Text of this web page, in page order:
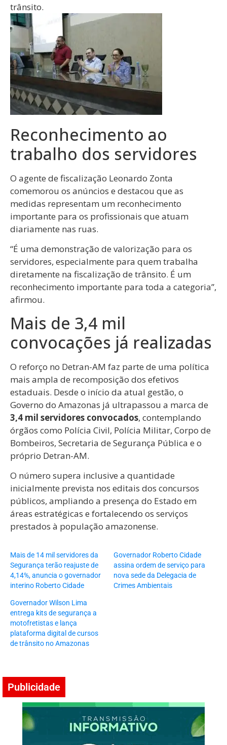
trânsito.
Reconhecimento ao
trabalho dos servidores
O agente de fiscalização Leonardo Zonta
comemorou os anúncios e destacou que as
medidas representam um reconhecimento
importante para os profissionais que atuam
diariamente nas ruas.
“É uma demonstração de valorização para os
servidores, especialmente para quem trabalha
diretamente na fiscalização de trânsito. É um
reconhecimento importante para toda a categoria”,
afirmou.
Mais de 3,4 mil
convocações já realizadas
O reforço no Detran-AM faz parte de uma política
mais ampla de recomposição dos efetivos
estaduais. Desde o início da atual gestão, o
Governo do Amazonas já ultrapassou a marca de
3,4 mil servidores convocados, contemplando
órgãos como Polícia Civil, Polícia Militar, Corpo de
Bombeiros, Secretaria de Segurança Pública e o
próprio Detran-AM.
O número supera inclusive a quantidade
inicialmente prevista nos editais dos concursos
públicos, ampliando a presença do Estado em
áreas estratégicas e fortalecendo os serviços
prestados à população amazonense.
Mais de 14 mil servidores da
Segurança terão reajuste de
4,14%, anuncia o governador
interino Roberto Cidade
Governador Roberto Cidade
assina ordem de serviço para
nova sede da Delegacia de
Crimes Ambientais
Governador Wilson Lima
entrega kits de segurança a
motofretistas e lança
plataforma digital de cursos
de trânsito no Amazonas
Publicidade